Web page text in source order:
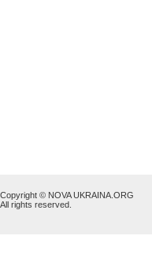
Copyright © NOVA UKRAINA.ORG
All rights reserved.